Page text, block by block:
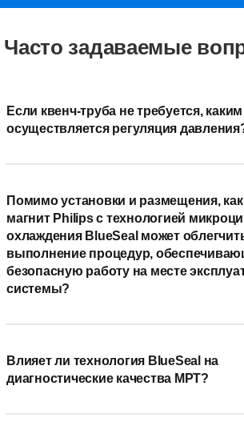
Часто задаваемые
Если квенч-труба не требуется,
осуществляется регуляция
Помимо установки и размещения,
магнит Philips с технологией
охлаждения BlueSeal может
выполнение процедур,
безопасную работу на месте
системы?
Влияет ли технология BlueSeal на
диагностические качества МРТ?